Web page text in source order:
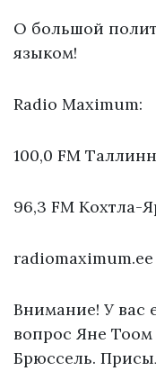
О большой
языком!
Radio Maximum:
100,0 FM
96,3 FM Кохтла-
radiomaximum.ee
Внимание! У вас
вопрос Яне Тоом
Брюссель.